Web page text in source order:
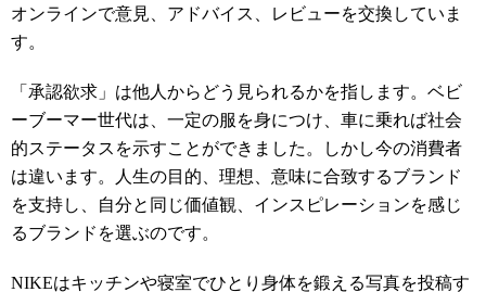
オンラインで意見、アドバイス、レビューを交換していま
す。
「承認欲求」は他人からどう見られるかを指します。ベビ
ーブーマー世代は、一定の服を身につけ、車に乗れば社会
的ステータスを示すことができました。しかし今の消費者
は違います。人生の目的、理想、意味に合致するブランド
を支持し、自分と同じ価値観、インスピレーションを感じ
るブランドを選ぶのです。
NIKEはキッチンや寝室でひとり身体を鍛える写真を投稿す